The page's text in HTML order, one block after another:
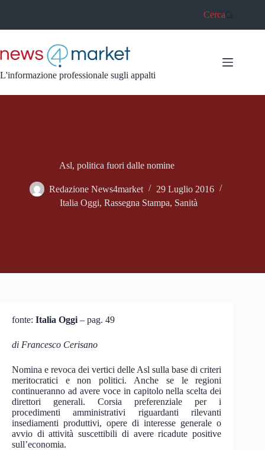
Cerca
L'informazione professionale sugli appalti
Asl, politica fuori dalle nomine
Redazione News4market
29 Luglio 2016
Italia Oggi, Rassegna Stampa, Sanità
fonte: Italia Oggi – pag. 49
di Francesco Cerisano
Nomina e revoca dei vertici delle Asl sulla base di criteri
meritocratici e non politici. Anche se le regioni
continueranno ad avere voce in capitolo nella scelta dei
direttori generali. Corsia preferenziale per i
procedimenti amministrativi riguardanti rilevanti
insediamenti produttivi, opere di interesse generale o
avvio di attività suscettibili di avere ricadute positive
sull’economia.